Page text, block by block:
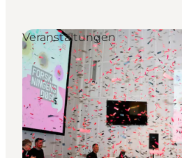
Veranstaltungen